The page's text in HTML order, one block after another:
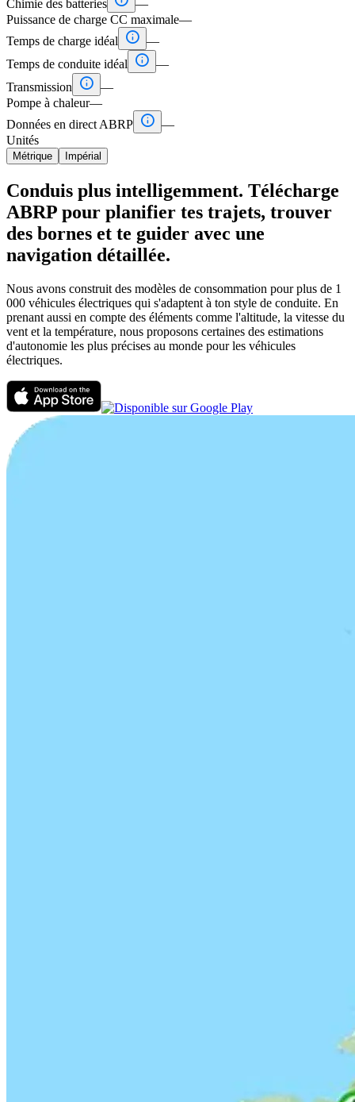
Chimie des batteries
—
Puissance de charge CC maximale—
Temps de charge idéal
 —
Temps de conduite idéal
 —
Transmission
 —
Pompe à chaleur—
Données en direct ABRP  —
Unités
Métrique Impérial
Conduis plus intelligemment. Télécharge
ABRP pour planifier tes trajets, trouver
des bornes et te guider avec une
navigation détaillée.
Nous avons construit des modèles de consommation pour plus de 1
000 véhicules électriques qui s'adaptent à ton style de conduite. En
prenant aussi en compte des éléments comme l'altitude, la vitesse du
vent et la température, nous proposons certaines des estimations
d'autonomie les plus précises au monde pour les véhicules
électriques.